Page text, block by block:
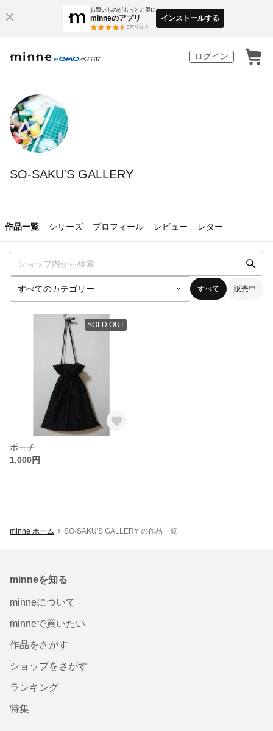
お買いものがもっとお得に
minneのアプリ
3万件以上
インストールする
ログイン
SO-SAKU'S GALLERY
作品一覧 シリーズ プロフィール レビュー レター
すべて 販売中
SOLD OUT
ポーチ
1,000円
minne ホーム SO-SAKU'S GALLERY の作品一覧
minneを知る
minneについて
minneで買いたい
作品をさがす
ショップをさがす
ランキング
特集